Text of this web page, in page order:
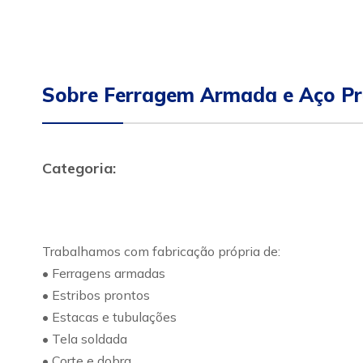
Sobre Ferragem Armada e Aço
Categoria:
Trabalhamos com fabricação própria de:
• Ferragens armadas
• Estribos prontos
• Estacas e tubulações
• Tela soldada